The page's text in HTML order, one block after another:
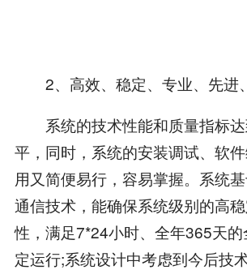
2、高效、稳定、专业、先进
系统的技术性能和质量指标达
平，同时，系统的安装调试、软
用又简便易行，容易掌握。系统
通信技术，能确保系统级别的高
性，满足7*24小时、全年365天
定运行;系统设计中考虑到今后技